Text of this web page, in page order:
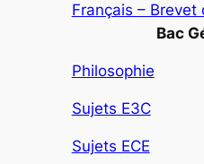
Français – Brevet
Bac
Philosophie
Sujets E3C
Sujets ECE